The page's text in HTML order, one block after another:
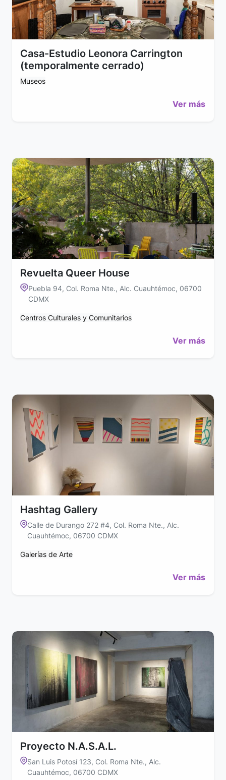
Casa-Estudio Leonora Carrington
(temporalmente cerrado)
Museos
Ver más
Revuelta Queer House
Puebla 94, Col. Roma Nte., Alc. Cuauhtémoc, 06700
CDMX
Centros Culturales y Comunitarios
Ver más
Hashtag Gallery
Calle de Durango 272 #4, Col. Roma Nte., Alc.
Cuauhtémoc, 06700 CDMX
Galerías de Arte
Ver más
Proyecto N.A.S.A.L.
San Luis Potosí 123, Col. Roma Nte., Alc.
Cuauhtémoc, 06700 CDMX